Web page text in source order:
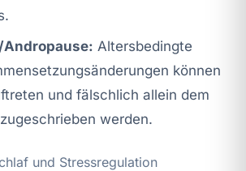
Altersbedingte
können
und fälschlich allein dem
werden.
und Stressregulation